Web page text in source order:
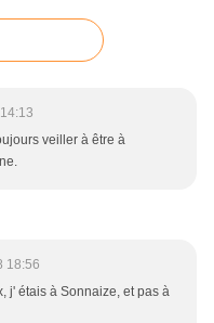
veiller à être à
18:56
j' étais à Sonnaize, et pas à